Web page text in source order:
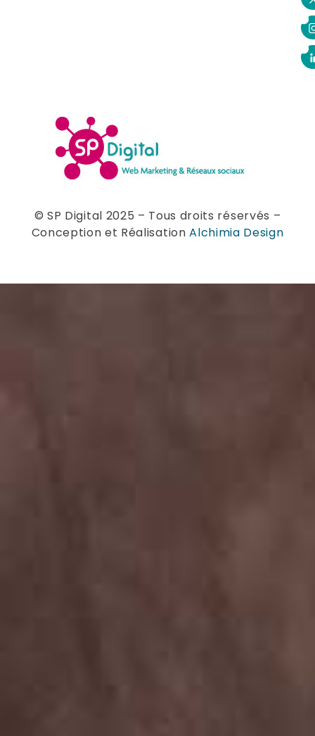
© SP Digital 2025 – Tous droits réservés –
Conception et RéalisationAlchimia Design